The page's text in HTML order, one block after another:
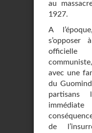
au
1927.
A
officielle
avec une
du
partisans
de